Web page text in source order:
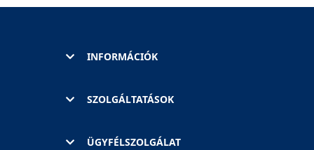
INFORMÁCIÓK
SZOLGÁLTATÁSOK
ÜGYFÉLSZOLGÁLAT